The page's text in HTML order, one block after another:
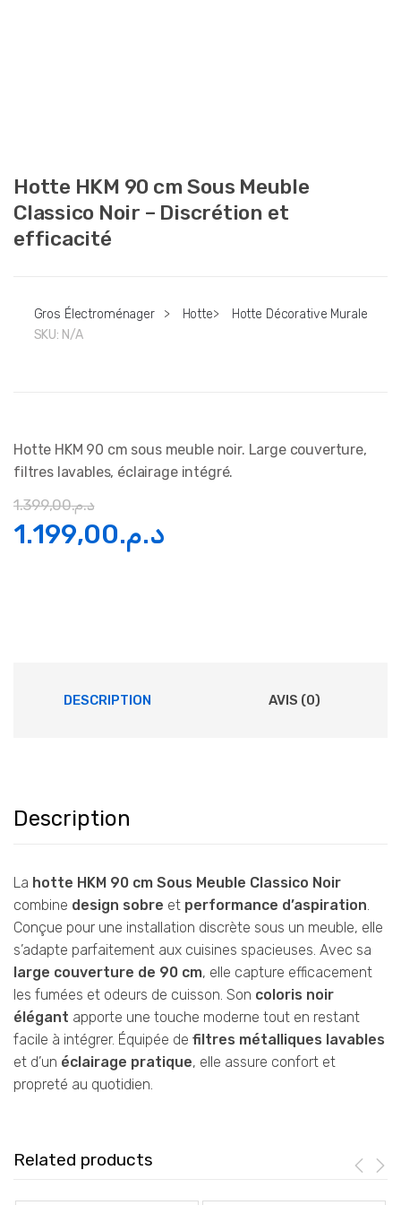
Hotte HKM 90 cm Sous Meuble
Classico Noir – Discrétion et
efficacité
Gros Électroménager > Hotte>
Hotte Décorative Murale
SKU: N/A
Hotte HKM 90 cm sous meuble noir. Large couverture,
filtres lavables, éclairage intégré.
د.م.1.399,00
Le
د.م.1.199,00
Le
د.م.1.199,00.
DESCRIPTION AVIS (0)
Description
La hotte HKM 90 cm Sous Meuble Classico Noir
combine design sobre et performance d’aspiration
Conçue pour une installation discrète sous un meuble, elle
s’adapte parfaitement aux cuisines spacieuses. Avec sa
large couverture de 90 cm, elle capture efficacement
les fumées et odeurs de cuisson. Son coloris noir
élégant apporte une touche moderne tout en restant
facile à intégrer. Équipée de filtres métalliques lavables
et d’un éclairage pratique, elle assure confort et
propreté au quotidien.
Related products